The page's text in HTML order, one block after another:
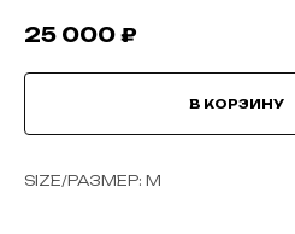
25 000 ₽
В КОРЗИНУ
SIZE/РАЗМЕР: М